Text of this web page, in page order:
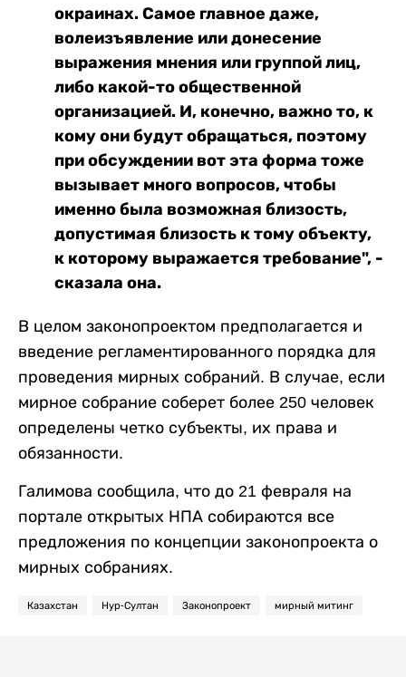
окраинах. Самое главное даже,
волеизъявление или донесение
выражения мнения или группой лиц,
либо какой-то общественной
организацией. И, конечно, важно то, к
кому они будут обращаться, поэтому
при обсуждении вот эта форма тоже
вызывает много вопросов, чтобы
именно была возможная близость,
допустимая близость к тому объекту,
к которому выражается требование", -
сказала она.
В целом законопроектом предполагается и
введение регламентированного порядка для
проведения мирных собраний. В случае, если
мирное собрание соберет более 250 человек
определены четко субъекты, их права и
обязанности.
Галимова сообщила, что до 21 февраля на
портале открытых НПА собираются все
предложения по концепции законопроекта о
мирных собраниях.
Казахстан Нур-Султан Законопроект мирный митинг